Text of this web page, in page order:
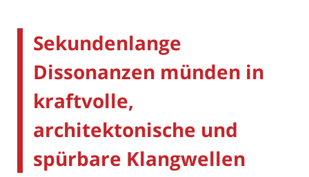
Sekundenlange
Dissonanzen münden in
kraftvolle,
architektonische und
spürbare Klangwellen